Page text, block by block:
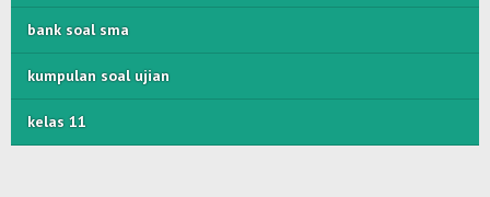
bank soal sma
kumpulan soal ujian
kelas 11